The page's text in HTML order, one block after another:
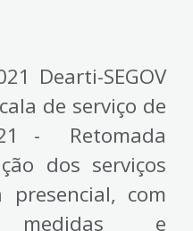
Dearti-SEGOV
de serviço de
- Retomada
dos serviços
com
e